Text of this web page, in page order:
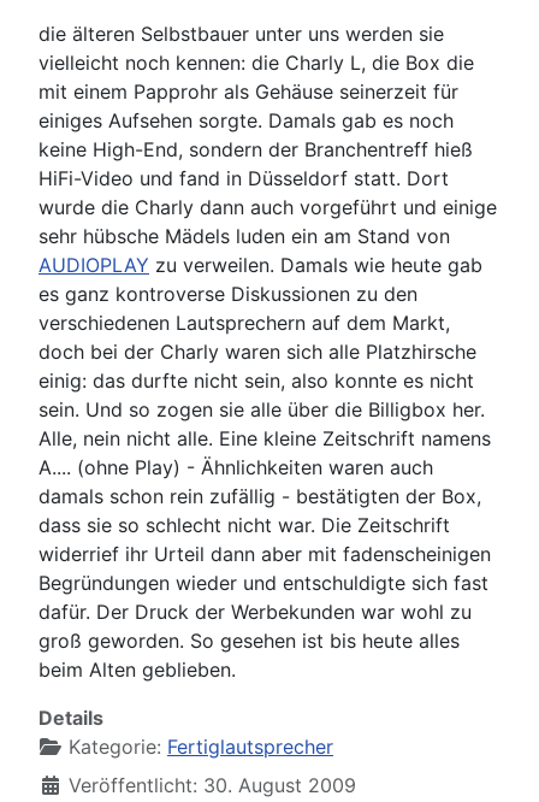
die älteren Selbstbauer unter uns werden sie
vielleicht noch kennen: die Charly L, die Box die
mit einem Papprohr als Gehäuse seinerzeit für
einiges Aufsehen sorgte. Damals gab es noch
keine High-End, sondern der Branchentreff hieß
HiFi-Video und fand in Düsseldorf statt. Dort
wurde die Charly dann auch vorgeführt und einige
sehr hübsche Mädels luden ein am Stand von
AUDIOPLAY zu verweilen. Damals wie heute gab
es ganz kontroverse Diskussionen zu den
verschiedenen Lautsprechern auf dem Markt,
doch bei der Charly waren sich alle Platzhirsche
einig: das durfte nicht sein, also konnte es nicht
sein. Und so zogen sie alle über die Billigbox her.
Alle, nein nicht alle. Eine kleine Zeitschrift namens
A.... (ohne Play) - Ähnlichkeiten waren auch
damals schon rein zufällig - bestätigten der Box,
dass sie so schlecht nicht war. Die Zeitschrift
widerrief ihr Urteil dann aber mit fadenscheinigen
Begründungen wieder und entschuldigte sich fast
dafür. Der Druck der Werbekunden war wohl zu
groß geworden. So gesehen ist bis heute alles
beim Alten geblieben.
Details
Kategorie: Fertiglautsprecher
Veröffentlicht: 30. August 2009